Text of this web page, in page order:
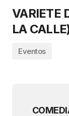
VARIETE
LA
Eventos